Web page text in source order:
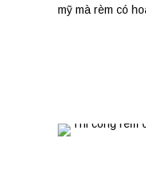
mỹ mà rèm có